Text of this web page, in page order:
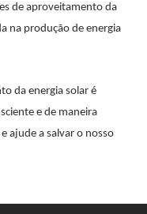
de aproveitamento da
na produção de energia
da energia solar é
e de maneira
ajude a salvar o nosso